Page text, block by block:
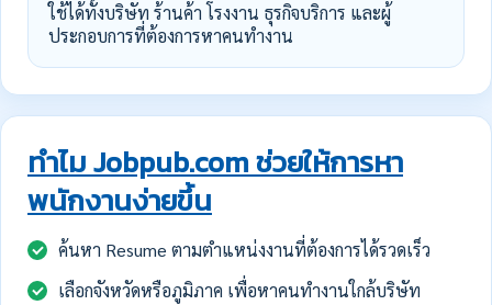
ใช้ได้ทั้งบริษัท ร้านค้า โรงงาน ธุรกิจบริการ และผู้
ประกอบการที่ต้องการหาคนทำงาน
ทำไม Jobpub.com ช่วยให้การหา
พนักงานง่ายขึ้น
ค้นหา Resume ตามตำแหน่งงานที่ต้องการได้รวดเร็ว
เลือกจังหวัดหรือภูมิภาค เพื่อหาคนทำงานใกล้บริษัท